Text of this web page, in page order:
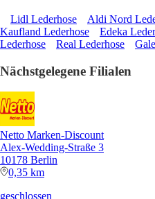
Lidl Lederhose Aldi Nord
Kaufland Lederhose
Edeka
Lederhose
Real Lederhose
Nächstgelegene Filialen
Netto Marken-Discount
Alex-Wedding-Straße 3
10178 Berlin
0,35 km
geschlossen